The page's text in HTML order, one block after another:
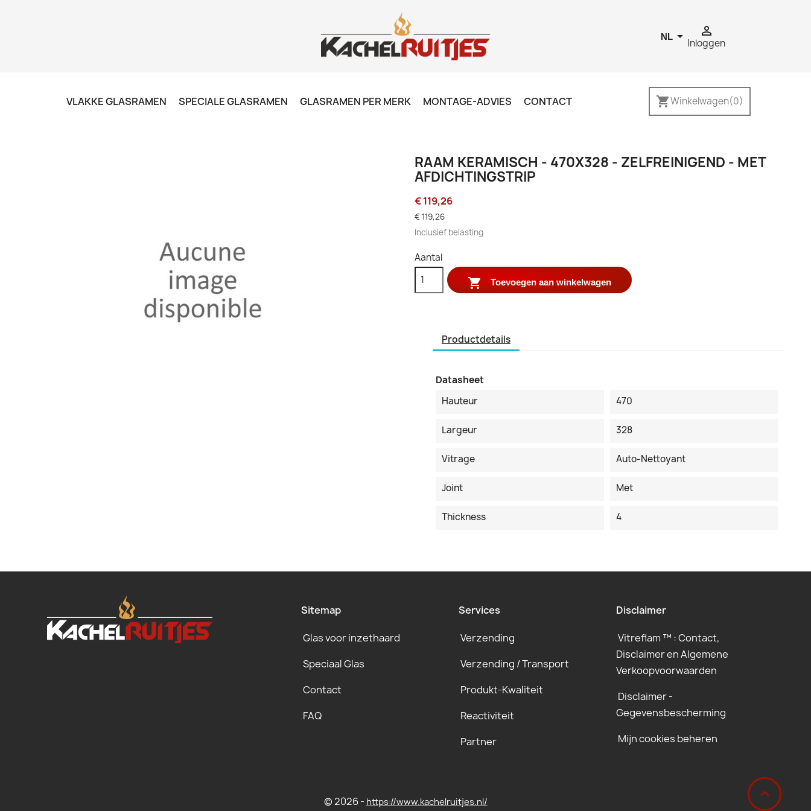
NL  
Inloggen
shopping_cartWinkelwagen(0)
VLAKKE GLASRAMEN SPECIALE GLASRAMEN GLASRAMEN PER MERK MONTAGE-ADVIES CONTACT
RAAM KERAMISCH - 470X328 - ZELFREINIGEND - MET
AFDICHTINGSTRIP
€ 119,26
€ 119,26
Inclusief belasting
Aantal
 Toevoegen aan winkelwagen
Productdetails
Datasheet
Hauteur
470
Largeur 328
Vitrage Auto-Nettoyant
Joint Met
Thickness 4
Sitemap
Glas voor inzethaard
Speciaal Glas
Contact
FAQ
Services
Verzending
Verzending / Transport
Produkt-Kwaliteit
Reactiviteit
Partner
Disclaimer
Vitreflam ™ : Contact,
Disclaimer en Algemene
Verkoopvoorwaarden
Disclaimer -
Gegevensbescherming
Mijn cookies beheren
© 2026 - https://www.kachelruitjes.nl/
‹